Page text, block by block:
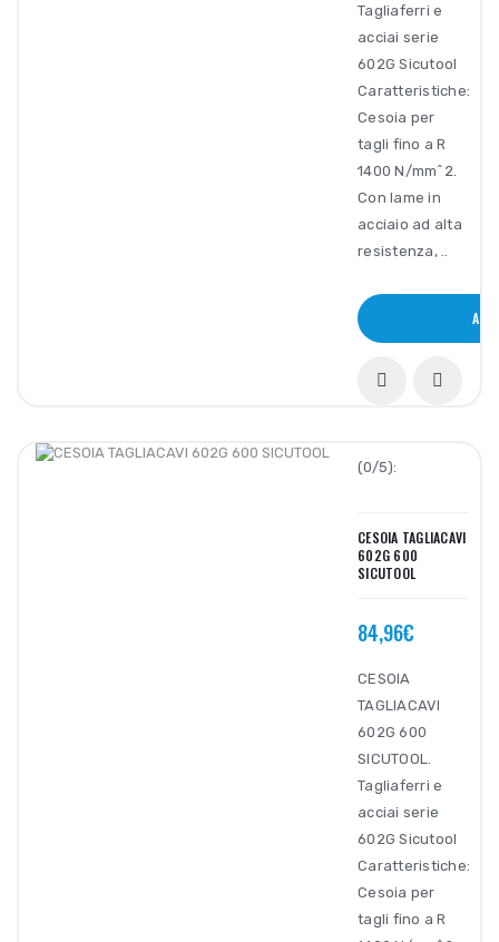
Tagliaferri e
acciai serie
602G Sicutool
Caratteristiche:
Cesoia per
tagli fino a R
1400 N/mm^2.
Con lame in
acciaio ad alta
resistenza, ..
(0/5):
CESOIA TAGLIACAVI
602G 600
SICUTOOL
84,96€
CESOIA
TAGLIACAVI
602G 600
SICUTOOL.
Tagliaferri e
acciai serie
602G Sicutool
Caratteristiche:
Cesoia per
tagli fino a R